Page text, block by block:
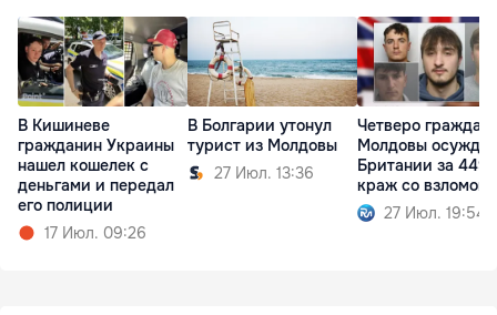
В Кишиневе
гражданин Украины
нашел кошелек с
деньгами и передал
его полиции
17 Июл. 09:26
В Болгарии утонул
турист из Молдовы
27 Июл. 13:36
Четверо граждан
Молдовы
Британии за 449
краж со взломом
27 Июл. 19:54